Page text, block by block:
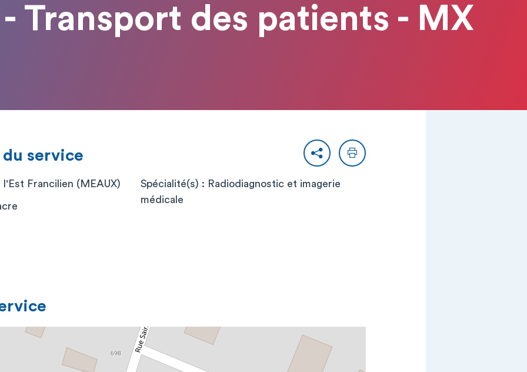
Transport des patients - MX
PartagerImprimer
service
Francilien (MEAUX)
Spécialité(s) : Radiodiagnostic et imagerie
médicale